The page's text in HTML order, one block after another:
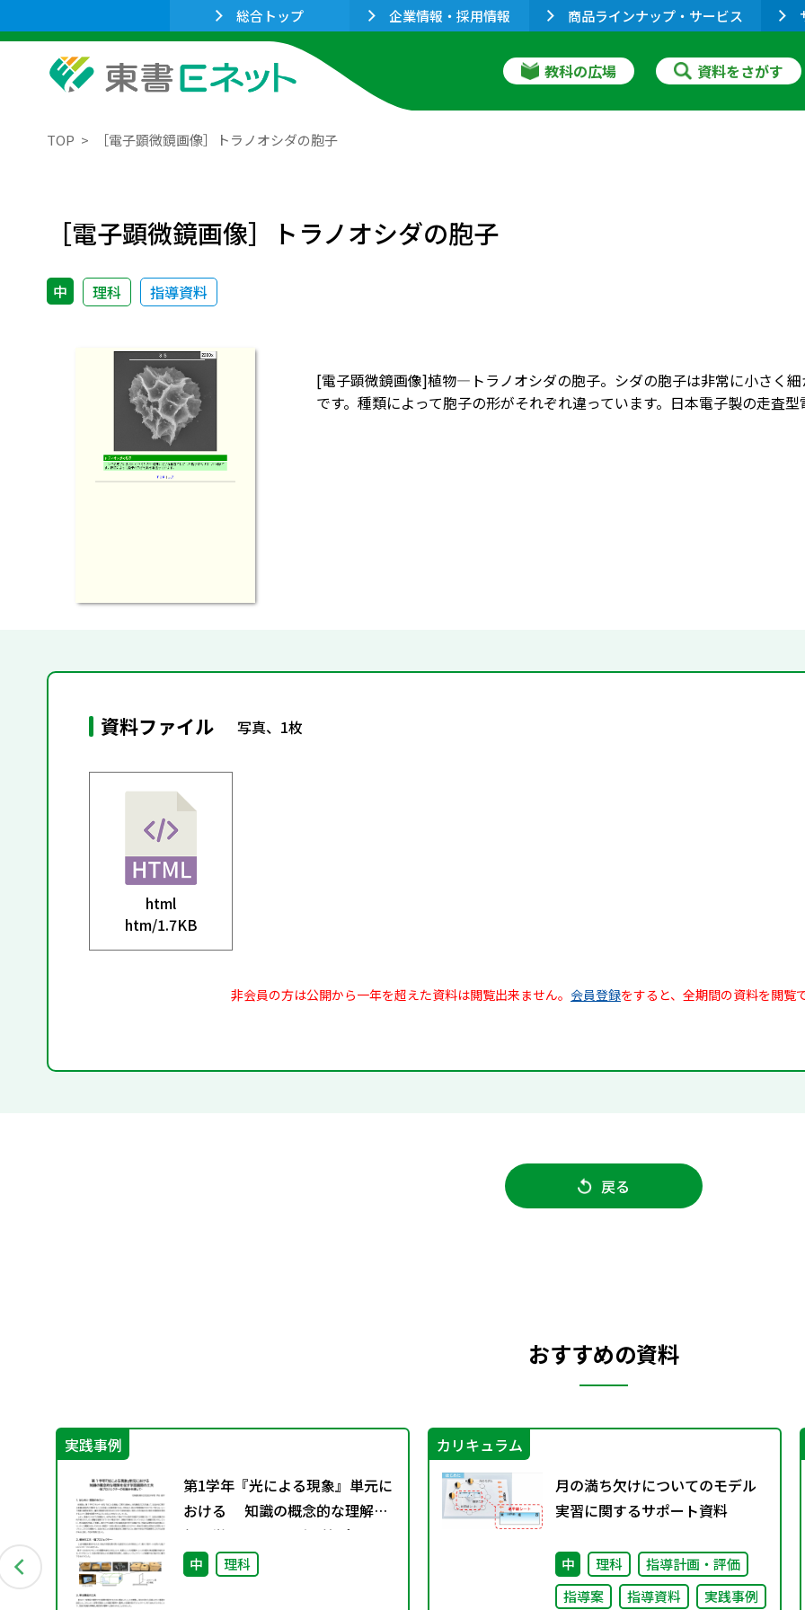
総合トップ 企業情報・採用情報 商品ラインナップ・サービス
教科の広場 資料をさがす
TOP ［電子顕微鏡画像］トラノオシダの胞子
［電子顕微鏡画像］トラノオシダの胞子
中 理科 指導資料
[電子顕微鏡画像]植物―トラノオシダの胞子。シダの胞子は非常に小さく
です。種類によって胞子の形がそれぞれ違っています。日本電子製の走査型
資料ファイル 写真、1枚
html
htm/1.7KB
非会員の方は公開から一年を超えた資料は閲覧出来ません。 会員登録をすると、全期間の資料を閲覧
戻る
おすすめの資料
実践事例
第1学年『光による現象』単元に
おける 知識の概念的な理解を
促す学習展開の工夫 -箱プロジェ
クターの仕組みを通して‐
中 理科
カリキュラム
月の満ち欠けについてのモデル
実習に関するサポート資料
中 理科
指導計画・評価
指導案
指導資料 実践事例